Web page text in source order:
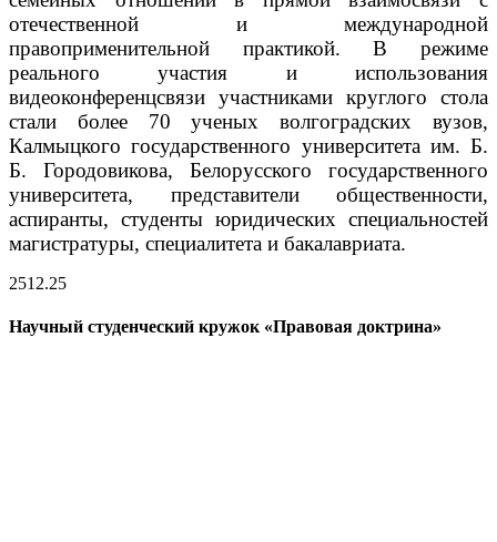
отечественной и международной
правоприменительной практикой. В режиме
реального участия и использования
видеоконференцсвязи участниками круглого стола
стали более 70 ученых волгоградских вузов,
Калмыцкого государственного университета им. Б.
Б. Городовикова, Белорусского государственного
университета, представители общественности,
аспиранты, студенты юридических специальностей
магистратуры, специалитета и бакалавриата.
2512.25
Научный студенческий кружок «Правовая доктрина»